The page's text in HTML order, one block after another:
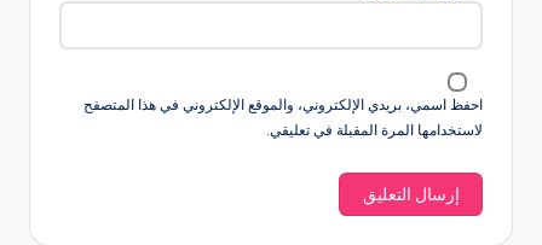
احفظ اسمي، بريدي الإلكتروني، والموقع الإلكتروني في هذا المتصفح
لاستخدامها المرة المقبلة في تعليقي.